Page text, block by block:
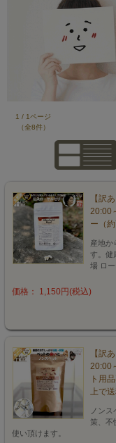
1 / 1ページ
（全8件）
【訳
20:00
ー（
産地か
す。健
場 ロ
価格： 1,150円(税込)
【訳
20:00
ト用
上で
ノンス
策、不
使い頂けます。